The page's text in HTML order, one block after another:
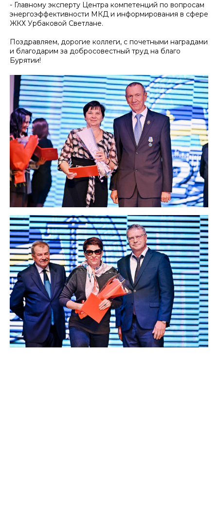
- Главному эксперту Центра компетенций по вопросам
энергоэффективности МКД и информирования в сфере
ЖКХ Урбаковой Светлане.
Поздравляем, дорогие коллеги, с почетными наградами
и благодарим за добросовестный труд на благо
Бурятии!